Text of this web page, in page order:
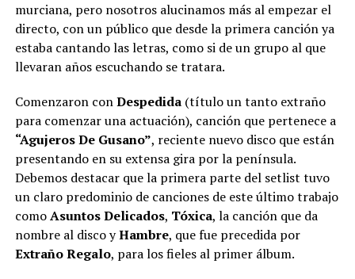
murciana, pero nosotros alucinamos más al empezar el
directo, con un público que desde la primera canción ya
estaba cantando las letras, como si de un grupo al que
llevaran años escuchando se tratara.
Comenzaron conDespedida(título un tanto extraño
para comenzar una actuación), canción que pertenece a
“Agujeros De Gusano”, reciente nuevo disco que están
presentando en su extensa gira por la península.
Debemos destacar que la primera parte del setlist tuvo
un claro predominio de canciones de este último trabajo
comoAsuntos Delicados, Tóxica, la canción que da
nombre al disco yHambre, que fue precedida por
Extraño Regalo, para los fieles al primer álbum.